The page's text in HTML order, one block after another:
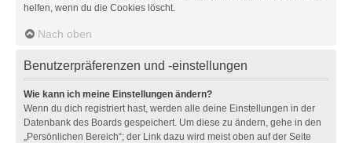
helfen, wenn du die Cookies löscht.
Nach oben
Benutzerpräferenzen und -einstellungen
Wie kann ich meine Einstellungen ändern?
Wenn du dich registriert hast, werden alle deine Einstellungen in der
Datenbank des Boards gespeichert. Um diese zu ändern, gehe in den
„Persönlichen Bereich“; der Link dazu wird meist oben auf der Seite